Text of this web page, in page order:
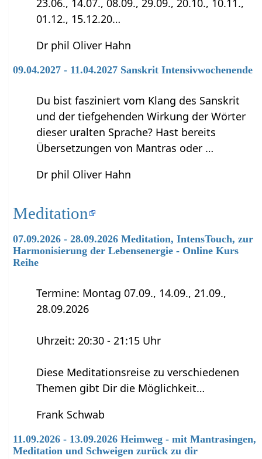
23.06., 14.07., 08.09., 29.09., 20.10., 10.11.,
01.12., 15.12.20…
Dr phil Oliver Hahn
09.04.2027 - 11.04.2027 Sanskrit Intensivwochenende
Du bist fasziniert vom Klang des Sanskrit
und der tiefgehenden Wirkung der Wörter
dieser uralten Sprache? Hast bereits
Übersetzungen von Mantras oder …
Dr phil Oliver Hahn
Meditation
07.09.2026 - 28.09.2026 Meditation, IntensTouch, zur
Harmonisierung der Lebensenergie - Online Kurs
Reihe
Termine: Montag 07.09., 14.09., 21.09.,
28.09.2026
Uhrzeit: 20:30 - 21:15 Uhr
Diese Meditationsreise zu verschiedenen
Themen gibt Dir die Möglichkeit…
Frank Schwab
11.09.2026 - 13.09.2026 Heimweg - mit Mantrasingen,
Meditation und Schweigen zurück zu dir